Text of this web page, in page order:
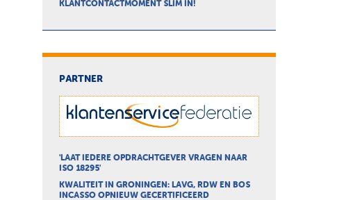
KLANTCONTACTMOMENT SLIM IN!
PARTNER
'LAAT IEDERE OPDRACHTGEVER VRAGEN NAAR
ISO 18295'
KWALITEIT IN GRONINGEN: LAVG, RDW EN BOS
INCASSO OPNIEUW GECERTIFICEERD